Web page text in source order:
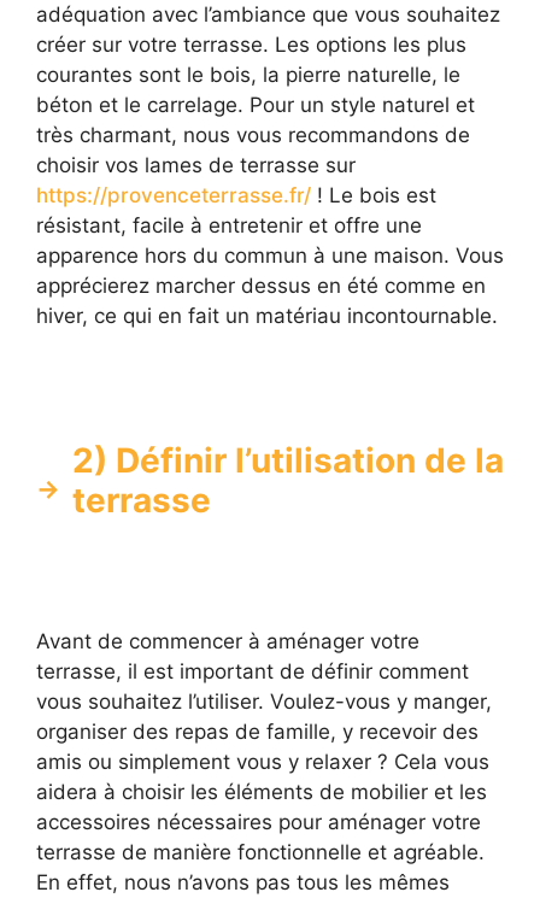
adéquation avec l’ambiance que vous souhaitez
créer sur votre terrasse. Les options les plus
courantes sont le bois, la pierre naturelle, le
béton et le carrelage. Pour un style naturel et
très charmant, nous vous recommandons de
choisir vos lames de terrasse sur
https://provenceterrasse.fr/ ! Le bois est
résistant, facile à entretenir et offre une
apparence hors du commun à une maison. Vous
apprécierez marcher dessus en été comme en
hiver, ce qui en fait un matériau incontournable.
2) Définir l’utilisation de la
terrasse
Avant de commencer à aménager votre
terrasse, il est important de définir comment
vous souhaitez l’utiliser. Voulez-vous y manger,
organiser des repas de famille, y recevoir des
amis ou simplement vous y relaxer ? Cela vous
aidera à choisir les éléments de mobilier et les
accessoires nécessaires pour aménager votre
terrasse de manière fonctionnelle et agréable.
En effet, nous n’avons pas tous les mêmes